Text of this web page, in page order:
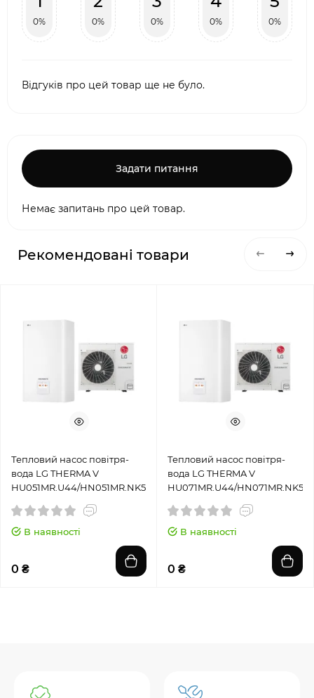
0% 0% 0% 0% 0%
Відгуків про цей товар ще не було.
Задати питання
Немає запитань про цей товар.
Рекомендовані товари
Тепловий насос повітря-
вода LG THERMA V
HU051MR.U44/HN051MR.NK5
В наявності
0 ₴
Тепловий насос повітря-
вода LG THERMA V
HU071MR.U44/HN071MR.NK5
В наявності
0 ₴